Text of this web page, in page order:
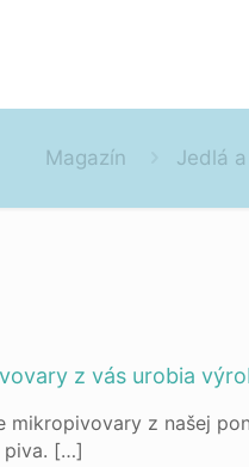
Magazín Jedlá
z vás urobia
mikropivovary z našej
[…]